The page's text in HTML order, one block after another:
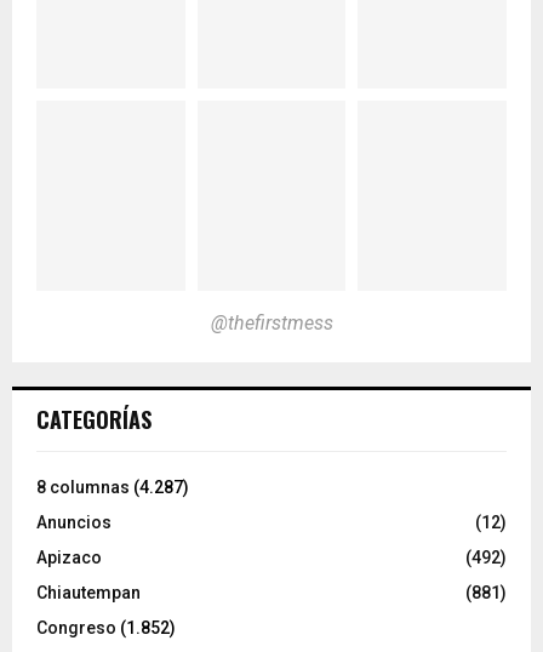
@thefirstmess
CATEGORÍAS
8 columnas (4.287)
Anuncios
(12)
Apizaco
(492)
Chiautempan
(881)
Congreso (1.852)